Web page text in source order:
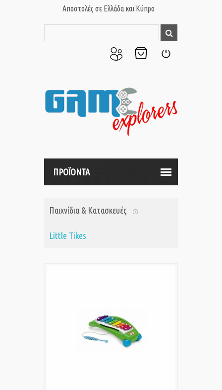
Αποστολές σε Ελλάδα και Κύπρο
μου
ΠΡΟΪΟΝΤΑ
Παιχνίδια & Κατασκευές
Little Tikes